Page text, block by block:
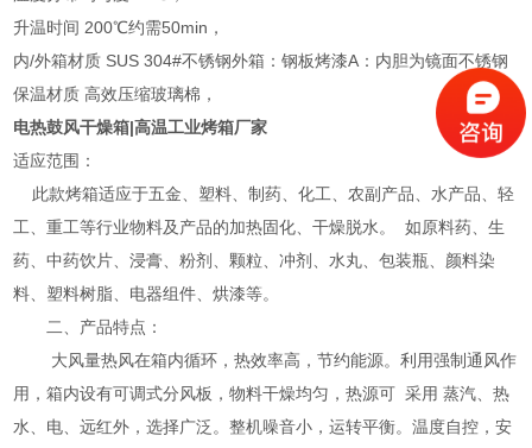
升温时间 200℃约需50min，
内/外箱材质 SUS 304#不锈钢外箱：钢板烤漆A：内胆为镜面不锈钢
保温材质 高效压缩玻璃棉，
电热鼓风干燥箱|高温工业烤箱厂家
适应范围：
此款烤箱适应于五金、塑料、制药、化工、农副产品、水产品、轻
工、重工等行业物料及产品的加热固化、干燥脱水。 如原料药、生
药、中药饮片、浸膏、粉剂、颗粒、冲剂、水丸、包装瓶、颜料染
料、塑料树脂、电器组件、烘漆等。
二、产品特点：
大风量热风在箱内循环，热效率高，节约能源。利用强制通风作
用，箱内设有可调式分风板，物料干燥均匀，热源可 采用 蒸汽、热
水、电、远红外，选择广泛。整机噪音小，运转平衡。温度自控，安